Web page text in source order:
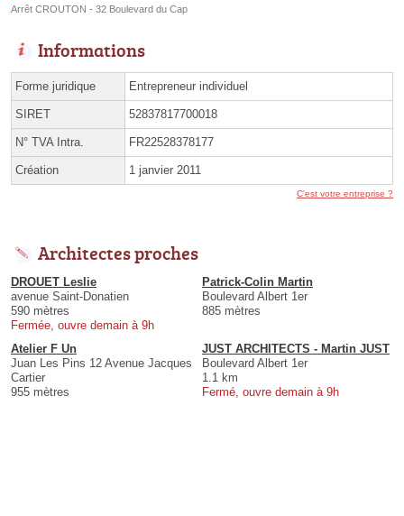
Arrêt CROUTON - 32 Boulevard du Cap
Informations
Forme juridique Entrepreneur individuel
SIRET 52837817700018
N° TVA Intra. FR22528378177
Création 1 janvier 2011
C'est votre entreprise ?
Architectes proches
DROUET Leslie
avenue Saint-Donatien
590 mètres
Fermée, ouvre demain à 9h
Patrick-Colin Martin
Boulevard Albert 1er
885 mètres
Atelier F Un
Juan Les Pins 12 Avenue Jacques
Cartier
955 mètres
JUST ARCHITECTS - Martin JUST
Boulevard Albert 1er
1.1 km
Fermé, ouvre demain à 9h